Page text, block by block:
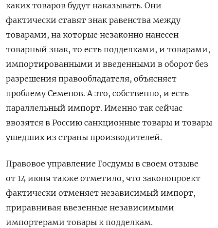
каких товаров будут наказывать. Они
фактически ставят знак равенства между
товарами, на которые незаконно нанесен
товарный знак, то есть подделками, и товарами,
импортированными и введенными в оборот без
разрешения правообладателя, объясняет
проблему Семенов. А это, собственно, и есть
параллельный импорт. Именно так сейчас
ввозятся в Россию санкционные товары и товары
ушедших из страны производителей.
Правовое управление Госдумы в своем отзыве
от 14 июня также отметило, что законопроект
фактически отменяет независимый импорт,
приравнивая ввезенные независимыми
импортерами товары к подделкам.